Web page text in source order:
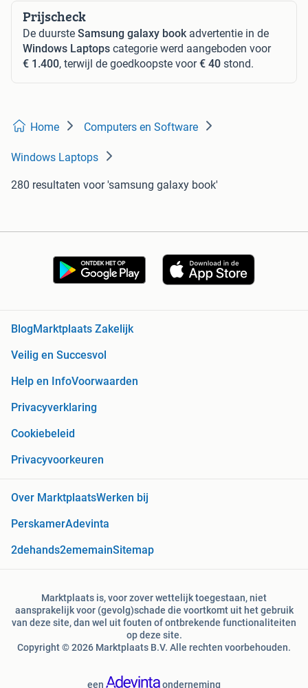
Prijscheck
De duurste Samsung galaxy bookadvertentie in de
Windows Laptops categorie werd aangeboden voor
€ 1.400, terwijl de goedkoopste voor€ 40 stond.
Home Computers en Software
Windows Laptops
280 resultaten voor 'samsung galaxy book'
BlogMarktplaats Zakelijk
Veilig en Succesvol
Help en InfoVoorwaarden
Privacyverklaring
Cookiebeleid
Privacyvoorkeuren
Over MarktplaatsWerken bij
PerskamerAdevinta
2dehands2ememainSitemap
Marktplaats is, voor zover wettelijk toegestaan, niet
aansprakelijk voor (gevolg)schade die voortkomt uit het gebruik
van deze site, dan wel uit fouten of ontbrekende functionaliteiten
op deze site.
Copyright © 2026 Marktplaats B.V. Alle rechten voorbehouden.
een onderneming